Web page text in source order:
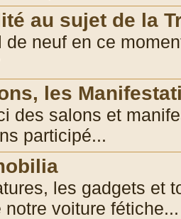
au sujet de la
de neuf en ce
les
des salons et
participé...
les gadgets et
notre voiture fétiche...